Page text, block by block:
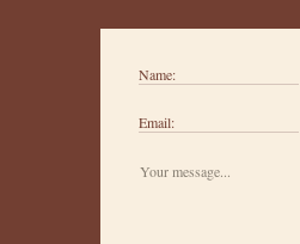
Name:
Email: